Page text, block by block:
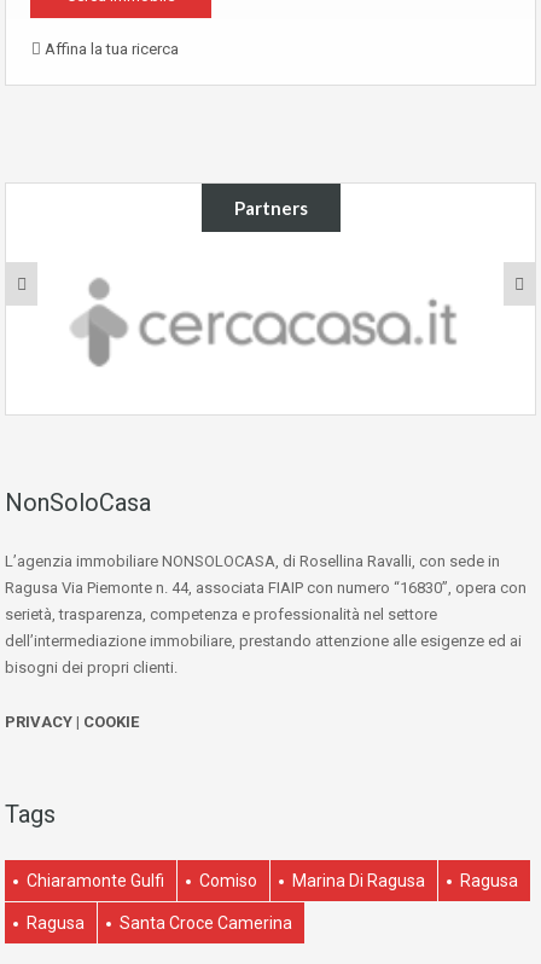
Affina la tua ricerca
Partners
NonSoloCasa
L’agenzia immobiliare NONSOLOCASA, di Rosellina Ravalli, con sede in
Ragusa Via Piemonte n. 44, associata FIAIP con numero “16830”, opera con
serietà, trasparenza, competenza e professionalità nel settore
dell’intermediazione immobiliare, prestando attenzione alle esigenze ed ai
bisogni dei propri clienti.
PRIVACY | COOKIE
Tags
Chiaramonte Gulfi Comiso Marina Di Ragusa Ragusa
Ragusa Santa Croce Camerina